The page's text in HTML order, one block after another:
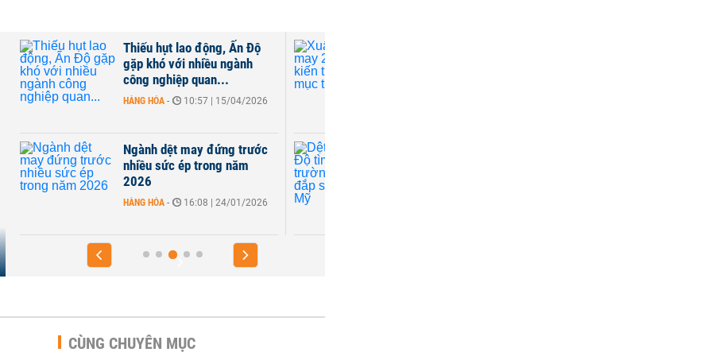
Thiếu hụt lao động, Ấn Độ
gặp khó với nhiều ngành
công nghiệp quan...
HÀNG HÓA - 10:57 | 15/04/2026
Ngành dệt may đứng trước
nhiều sức ép trong năm
2026
HÀNG HÓA - 16:08 | 24/01/2026
CÙNG CHUYÊN MỤC